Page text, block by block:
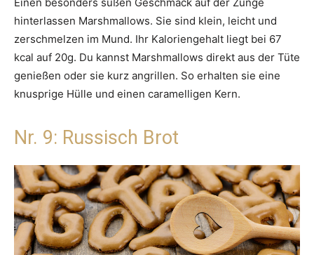
hinterlassen Marshmallows. Sie sind klein, leicht und
zerschmelzen im Mund. Ihr Kaloriengehalt liegt bei 67
kcal auf 20g. Du kannst Marshmallows direkt aus der Tüte
genießen oder sie kurz angrillen. So erhalten sie eine
knusprige Hülle und einen caramelligen Kern.
Nr. 9: Russisch Brot